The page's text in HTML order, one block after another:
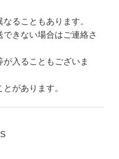
ることもあります。
きない場合はご連絡さ
入ることもございま
があります。